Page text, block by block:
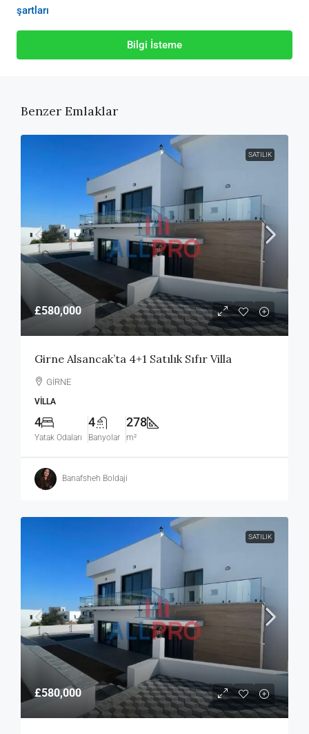
şartları
Bilgi İsteme
Benzer Emlaklar
SATILIK
£580,000
Girne Alsancak’ta 4+1 Satılık Sıfır Villa
GİRNE
VILLA
4
Yatak Odaları
4
Banyolar
278
m²
Banafsheh Boldaji
SATILIK
£580,000